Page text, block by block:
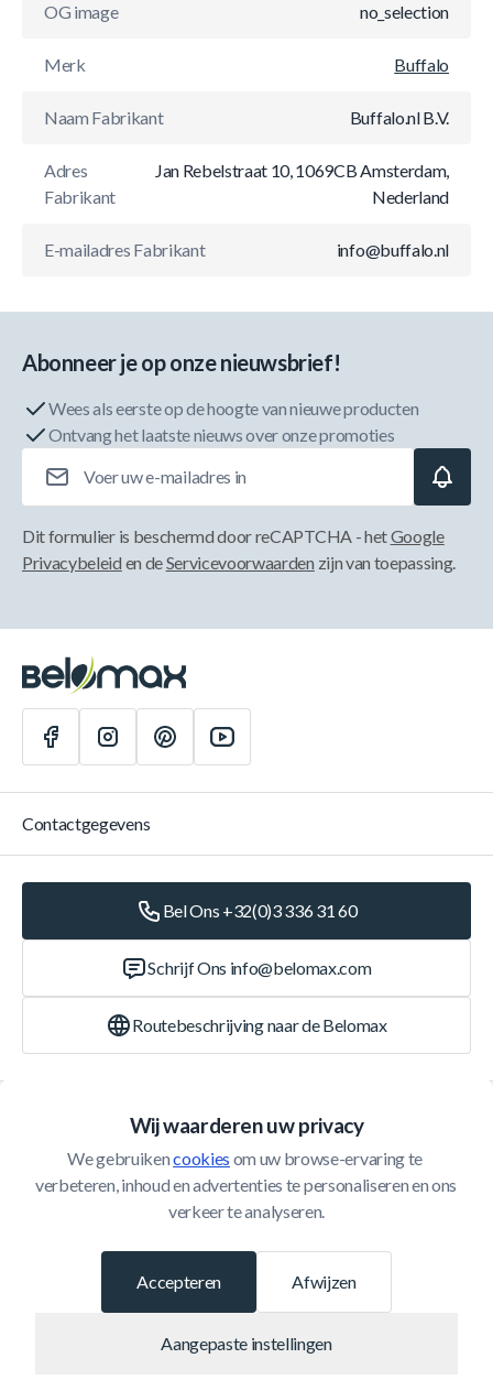
OG image no_selection
Merk Buffalo
Naam Fabrikant Buffalo.nl B.V.
Adres
Fabrikant
Jan Rebelstraat 10, 1069CB Amsterdam,
Nederland
E-mailadres Fabrikant info@buffalo.nl
Wij waarderen uw privacy
We gebruiken cookies om uw browse-ervaring te
verbeteren, inhoud en advertenties te personaliseren en ons
verkeer te analyseren.
Afwijzen
Aangepaste instellingen
Accepteren
Abonneer je op onze nieuwsbrief!
Wees als eerste op de hoogte van nieuwe producten
Ontvang het laatste nieuws over onze promoties
Dit formulier is beschermd door reCAPTCHA - hetGoogle
Privacybeleid en deServicevoorwaarden zijn van toepassing.
Klantenservice
Contactgegevens
Bel Ons +32(0)3 336 31 60
Schrijf Ons info@belomax.com
Routebeschrijving naar de Belomax